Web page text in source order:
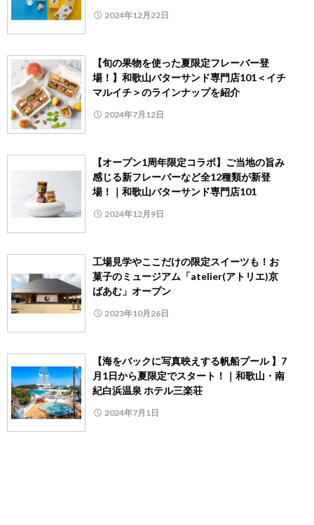
2024年12月22日
【旬の果物を使った夏限定フレーバー登
場！】和歌山バターサンド専門店101＜イチ
マルイチ＞のラインナップを紹介
2024年7月12日
【オープン1周年限定コラボ】ご当地の旨み
感じる新フレーバーなど全12種類が新登
場！｜和歌山バターサンド専門店101
2024年12月9日
工場見学やここだけの限定スイーツも！お
菓子のミュージアム「atelier(アトリエ)京
ばあむ」オープン
2023年10月26日
【海をバックに写真映えする帆船プール 】7
月1日から夏限定でスタート！｜和歌山・南
紀白浜温泉 ホテル三楽荘
2024年7月1日